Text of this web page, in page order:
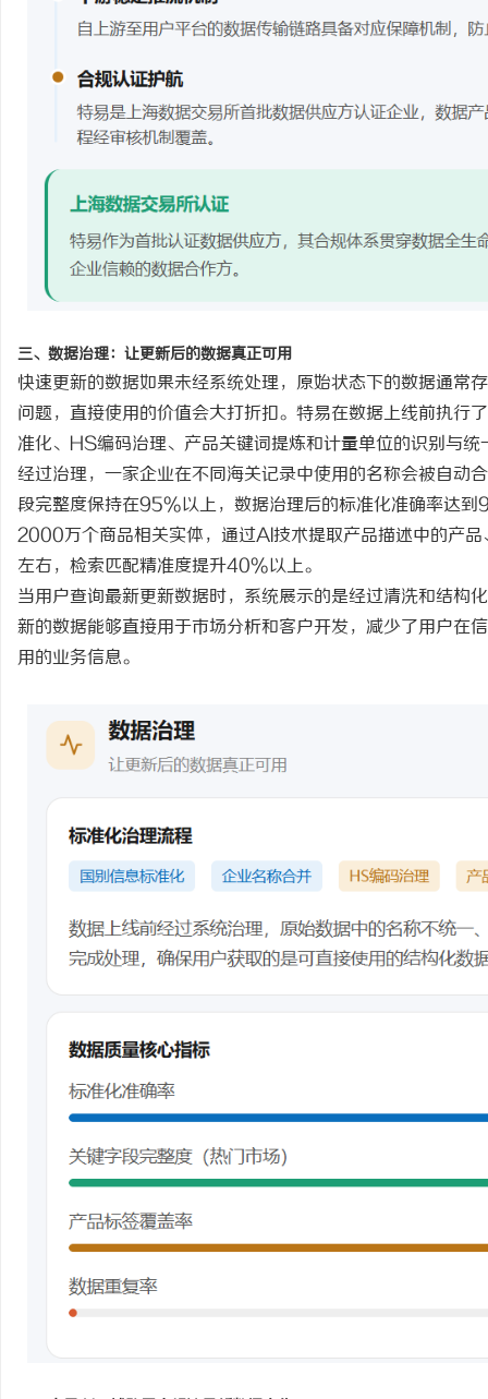
三、数据治理：让更新后的数据真正可用
快速更新的数据如果未经系统处理，原始状态下的数据通常
问题，直接使用的价值会大打折扣。特易在数据上线前执行
准化、
HS编码治理、产品关键词提炼和计量单位的识别与统
经过治理，一家企业在不同海关记录中使用的名称会被自动
段完整度保持在95%以上，数据治理后的标准化准确率达
2000万个商品相关实体，通过AI技术提取产品描述中的产
左右，检索匹配精准度提升40%以上。
当用户查询最新更新数据时，系统展示的是经过清洗和结构
新的数据能够直接用于市场分析和客户开发，减少了用户在
用的业务信息。